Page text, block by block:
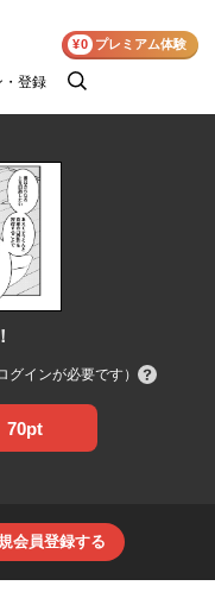
・登録
検
¥0 プレミアム体験
グインが必要です）
70pt
会員登録する